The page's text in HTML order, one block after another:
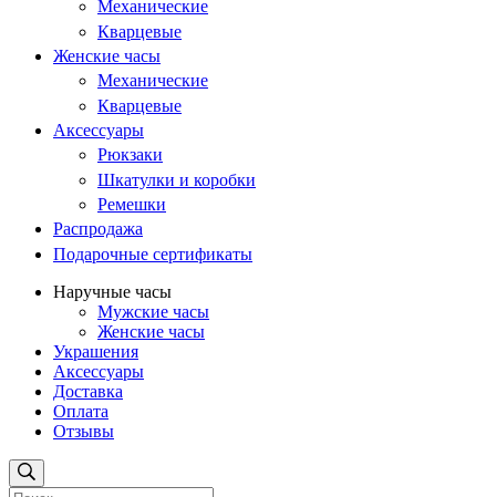
Механические
Кварцевые
Женские часы
Механические
Кварцевые
Аксессуары
Рюкзаки
Шкатулки и коробки
Ремешки
Распродажа
Подарочные сертификаты
Наручные часы
Мужские часы
Женские часы
Украшения
Аксессуары
Доставка
Оплата
Отзывы